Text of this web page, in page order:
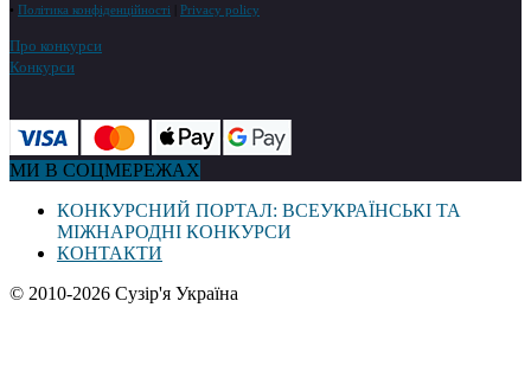
• Політика конфіденційності Privacy policy
Про конкурси
Конкурси
МИ В СОЦМЕРЕЖАХ
КОНКУРСНИЙ ПОРТАЛ: ВСЕУКРАЇНСЬКІ ТА
МІЖНАРОДНІ КОНКУРСИ
КОНТАКТИ
© 2010-2026 Сузір'я Україна